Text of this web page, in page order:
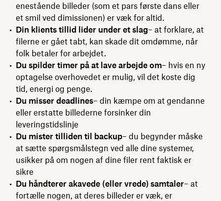
enestående billeder (som et pars første dans eller
et smil ved dimissionen) er væk for altid.
Din klients tillid lider under et slag– at forklare, at
filerne er gået tabt, kan skade dit omdømme, når
folk betaler for arbejdet.
Du spilder timer på at lave arbejde om– hvis en ny
optagelse overhovedet er mulig, vil det koste dig
tid, energi og penge.
Du misser deadlines– din kæmpe om at gendanne
eller erstatte billederne forsinker din
leveringstidslinje
Du mister tilliden til backup– du begynder måske
at sætte spørgsmålstegn ved alle dine systemer,
usikker på om nogen af dine filer rent faktisk er
sikre
Du håndterer akavede (eller vrede) samtaler– at
fortælle nogen, at deres billeder er væk, er